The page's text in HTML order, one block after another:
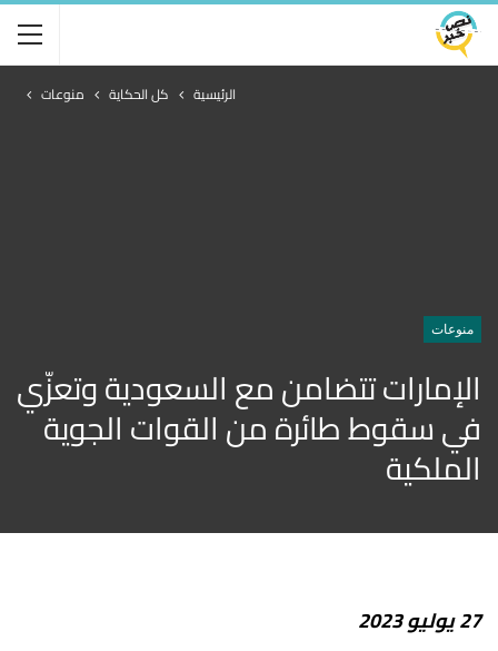
الرئيسية كل الحكاية منوعات
منوعات
الإمارات تتضامن مع السعودية وتعزّي
في سقوط طائرة من القوات الجوية
الملكية
27يوليو2023